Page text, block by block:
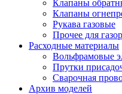
Клапаны
Клапаны
Рукава газовые
Прочее для
Расходные материалы
Вольфрамовые
Прутки
Сварочная
Архив моделей